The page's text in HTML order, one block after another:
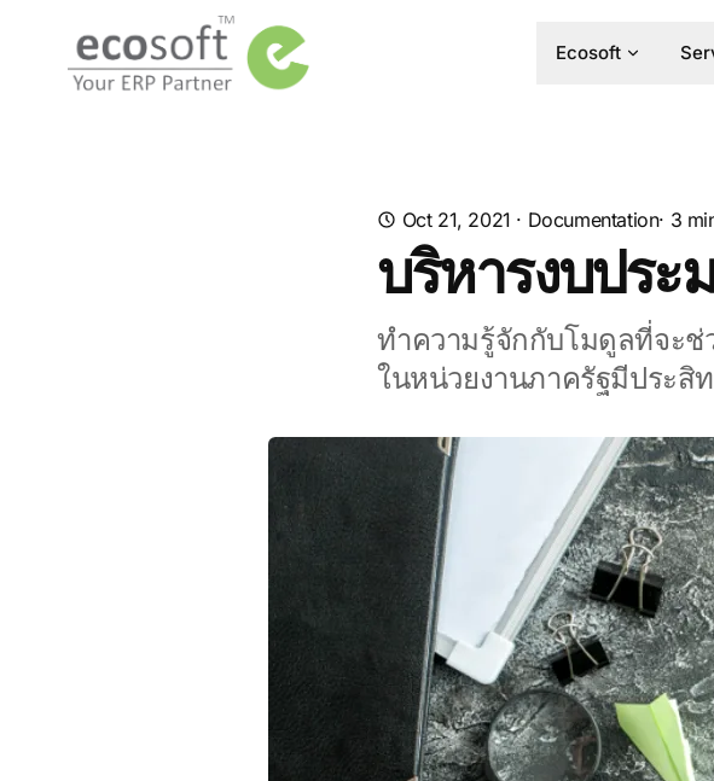
Ecosoft
Oct 21, 2021 · Documentation· 3
บริหารงบปร
ทำความรู้จักกับโมดูลที่จะช่
ในหน่วยงานภาครัฐมีประสิ